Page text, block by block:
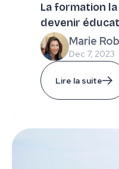
La formation
devenir
Montessori
Marie
Dec 7, 2023
Lire la suite